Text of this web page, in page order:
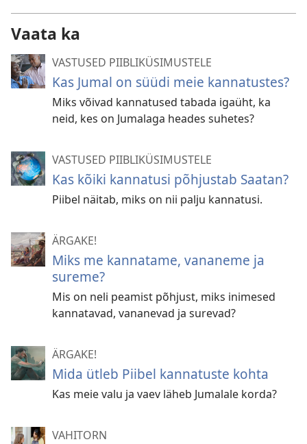
Vaata ka
VASTUSED PIIBLIKÜSIMUSTELE
Kas Jumal on süüdi meie kannatustes?
Miks võivad kannatused tabada igaüht, ka
neid, kes on Jumalaga heades suhetes?
VASTUSED PIIBLIKÜSIMUSTELE
Kas kõiki kannatusi põhjustab Saatan?
Piibel näitab, miks on nii palju kannatusi.
ÄRGAKE!
Miks me kannatame, vananeme ja
sureme?
Mis on neli peamist põhjust, miks inimesed
kannatavad, vananevad ja surevad?
ÄRGAKE!
Mida ütleb Piibel kannatuste kohta
Kas meie valu ja vaev läheb Jumalale korda?
VAHITORN